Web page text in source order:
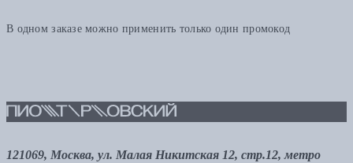
В одном заказе можно применить только один промокод
121069, Москва, ул. Малая Никитская 12, стр.12, метро